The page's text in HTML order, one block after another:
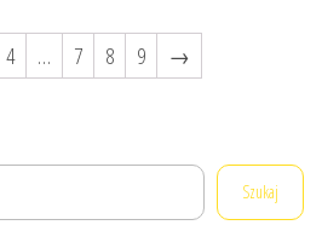
4 … 7 8 9 →
Szukaj